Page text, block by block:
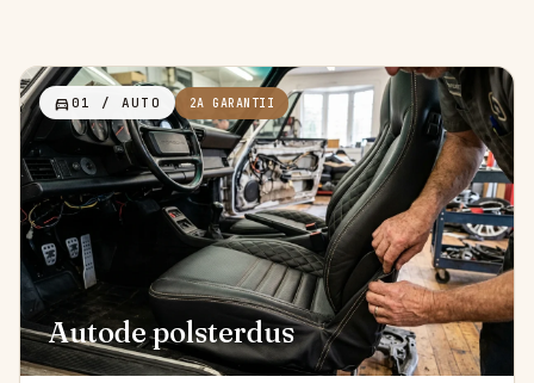
directions_car01 / AUTO 2A GARANTII
Autode polsterdus